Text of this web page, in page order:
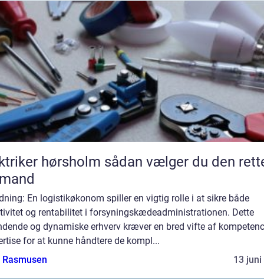
hørsholm sådan vælger du den rette
En logistikøkonom spiller en vigtig rolle i at sikre både
og rentabilitet i forsyningskædeadministrationen. Dette
og dynamiske erhverv kræver en bred vifte af
for at kunne håndtere de kompl...
13 juni